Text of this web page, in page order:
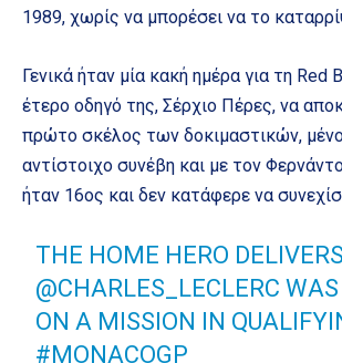
1989, χωρίς να μπορέσει να το
Γενικά ήταν μία κακή ημέρα για τη Red
έτερο οδηγό της, Σέρχιο Πέρες, να
πρώτο σκέλος των δοκιμαστικών,
αντίστοιχο συνέβη και με τον
ήταν 16ος και δεν κατάφερε να
THE HOME HERO
@CHARLES_LECLERC
ON A MISSION IN
#MONACOGP